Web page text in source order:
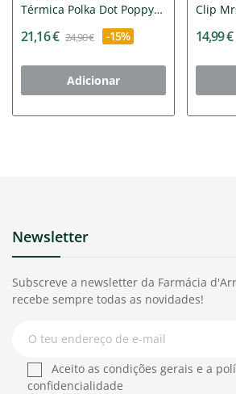
Térmica Polka Dot Poppy
21,16 € 24,90 € -15%
Adicionar
Clip
14,99 €
Newsletter
Subscreve a newsletter da Farmácia
recebe sempre todas as novidades!
Aceito as condições gerais e a
confidencialidade